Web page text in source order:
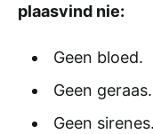
plaasvind nie:
Geen bloed.
Geen geraas.
Geen sirenes.